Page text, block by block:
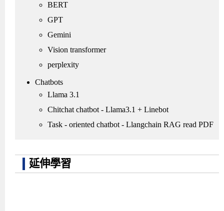
BERT
GPT
Gemini
Vision transformer
perplexity
Chatbots
Llama 3.1
Chitchat chatbot - Llama3.1 + Linebot
Task - oriented chatbot - Llangchain RAG read PDF
延伸學習